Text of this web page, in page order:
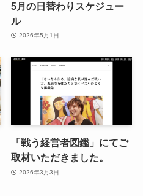
5月の日替わりスケジュー
ル
2026年5月1日
「戦う経営者図鑑」にてご
取材いただきました。
2026年3月3日